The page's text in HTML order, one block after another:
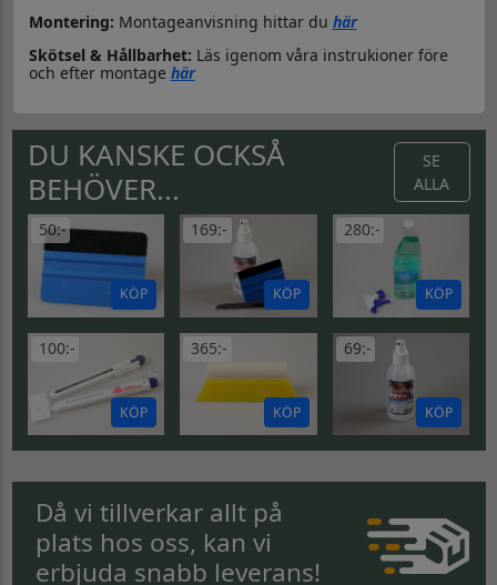
Montering: Montageanvisning hittar du här
Skötsel & Hållbarhet: Läs igenom våra instrukioner före
och efter montage här
DU KANSKE OCKSÅ
BEHÖVER...
SE
ALLA
50:-
KÖP
169:-
KÖP
280:-
KÖP
100:-
KÖP
365:-
KÖP
69:-
KÖP
Då vi tillverkar allt på
plats hos oss, kan vi
erbjuda snabb leverans!